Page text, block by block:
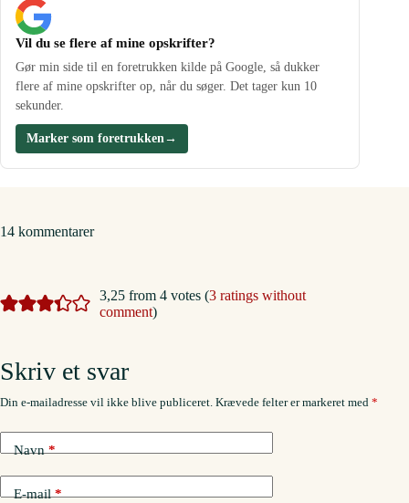
Vil du se flere af mine opskrifter?
Gør min side til en foretrukken kilde på Google, så dukker
flere af mine opskrifter op, når du søger. Det tager kun 10
sekunder.
Marker som foretrukken →
14 kommentarer
3,25 from 4 votes (3 ratings without
comment)
Skriv et svar
Din e-mailadresse vil ikke blive publiceret. Krævede felter er markeret med *
Navn*
E-mail*